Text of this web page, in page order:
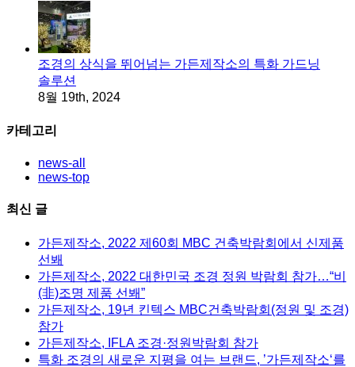
조경의 상식을 뛰어넘는 가든제작소의 특화 가드닝
솔루션
8월 19th, 2024
카테고리
news-all
news-top
최신 글
가든제작소, 2022 제60회 MBC 건축박람회에서 신제품
선봬
가든제작소, 2022 대한민국 조경 정원 박람회 참가…“비
(非)조명 제품 선봬”
가든제작소, 19년 킨텍스 MBC건축박람회(정원 및 조경)
참가
가든제작소, IFLA 조경·정원박람회 참가
특화 조경의 새로운 지평을 여는 브랜드, ’가든제작소‘를